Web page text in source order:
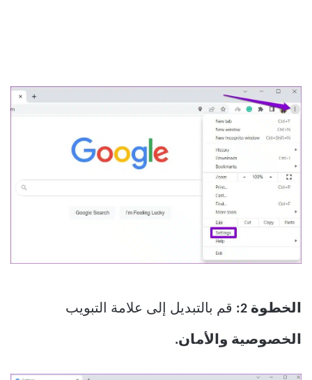
الخطوة 2: قم بالتبديل إلى علامة التبويب
الخصوصية والأمان.